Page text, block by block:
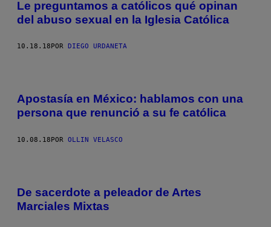
Le preguntamos a católicos qué opinan
del abuso sexual en la Iglesia Católica
10.18.18 POR DIEGO URDANETA
Apostasía en México: hablamos con una
persona que renunció a su fe católica
10.08.18POR OLLIN VELASCO
De sacerdote a peleador de Artes
Marciales Mixtas